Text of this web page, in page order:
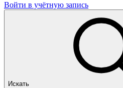
Войти в учётную запись
Искать